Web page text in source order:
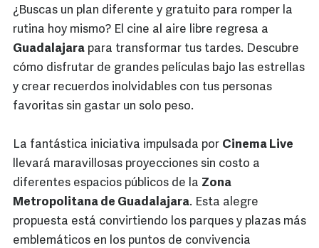
¿Buscas un plan diferente y gratuito para romper la
rutina hoy mismo? El cine al aire libre regresa a
Guadalajara para transformar tus tardes. Descubre
cómo disfrutar de grandes películas bajo las estrellas
y crear recuerdos inolvidables con tus personas
favoritas sin gastar un solo peso.
La fantástica iniciativa impulsada por Cinema Live
llevará maravillosas proyecciones sin costo a
diferentes espacios públicos de la Zona
Metropolitana de Guadalajara. Esta alegre
propuesta está convirtiendo los parques y plazas más
emblemáticos en los puntos de convivencia